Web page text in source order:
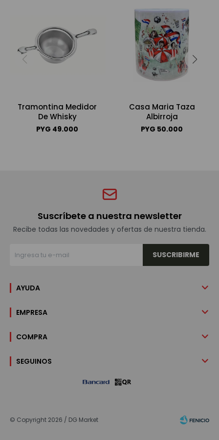
Tramontina Medidor
De Whisky
PYG 49.000
Casa Maria Taza
Albirroja
PYG 50.000
Suscríbete a nuestra newsletter
Recibe todas las novedades y ofertas de nuestra tienda.
SUSCRIBIRME
AYUDA
EMPRESA
COMPRA
SEGUINOS
© Copyright 2026 / DG Market